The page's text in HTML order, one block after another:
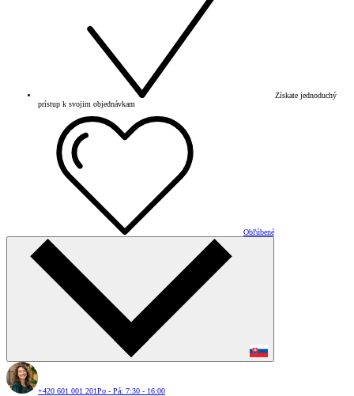
Získate jednoduchý
prístup k svojim objednávkam
Obľúbené
+420 601 001 201Po - Pá: 7:30 - 16:00